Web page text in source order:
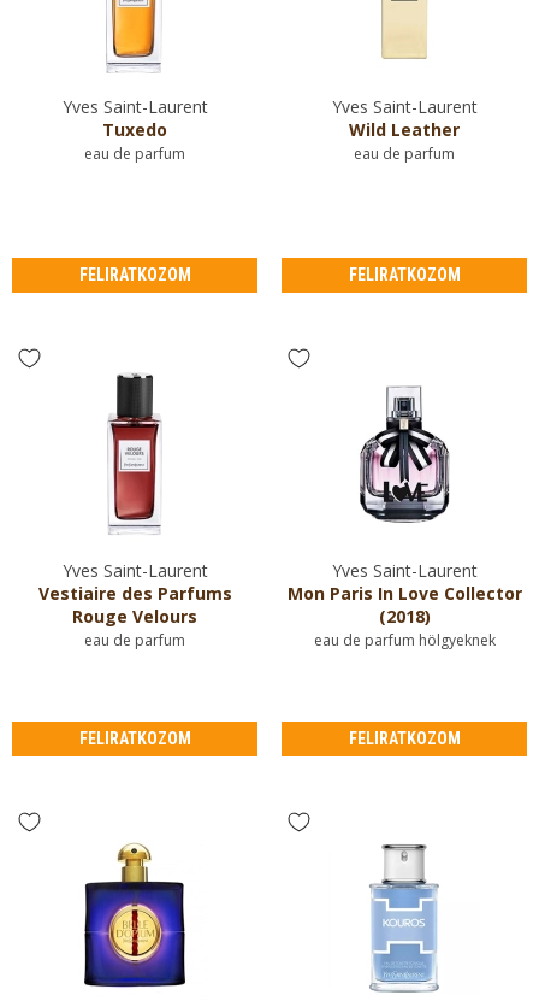
Yves Saint-Laurent
Tuxedo
eau de parfum
FELIRATKOZOM
Yves Saint-Laurent
Wild Leather
eau de parfum
FELIRATKOZOM
Yves Saint-Laurent
Vestiaire des Parfums
Rouge Velours
eau de parfum
FELIRATKOZOM
Yves Saint-Laurent
Mon Paris In Love Collector
(2018)
eau de parfum hölgyeknek
FELIRATKOZOM